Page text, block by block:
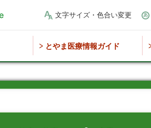
文字サイズ・色合い変更
とやま医療情報ガイド